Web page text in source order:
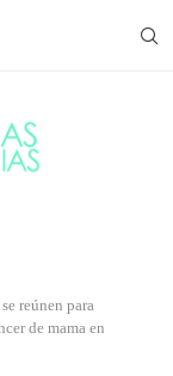
reúnen para
de mama en